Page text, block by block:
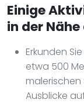
Einige
in der
Erkunden
etwa 500
Ausblicke